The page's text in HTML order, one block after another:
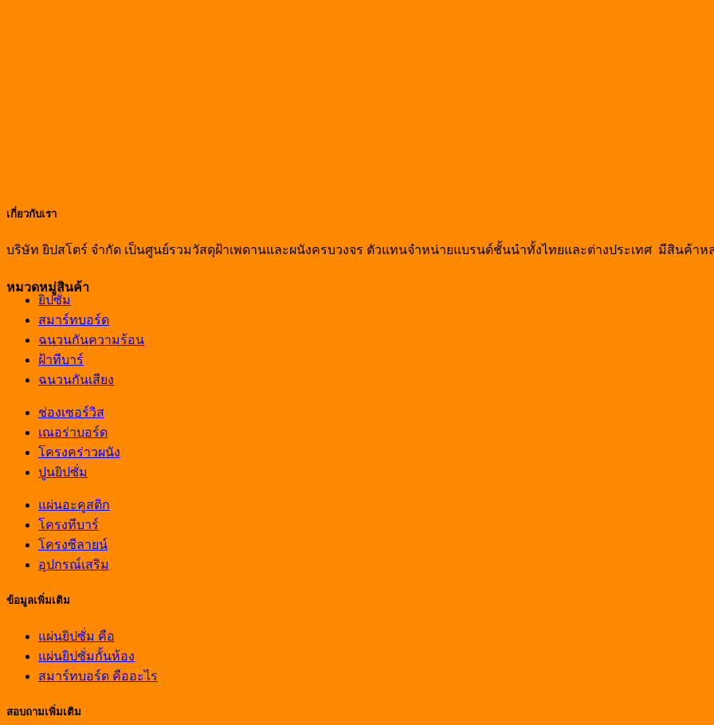
เกี่ยวกับเรา
บริษัท ยิปสโตร์ จำกัด เป็นศูนย์รวมวัสดุฝ้าเพดานและผนังครบวงจร ตัวแทนจำหน่ายแบรนด์ชั้นนำทั้งไทยและต่างประเทศ มีสินค้าห
หมวดหมู่สินค้า
ยิปซั่ม
สมาร์ทบอร์ด
ฉนวนกันความร้อน
ฝ้าทีบาร์
ฉนวนกันเสียง
ช่องเซอร์วิส
เณอร่าบอร์ด
โครงคร่าวผนัง
ปูนยิปซั่ม
แผ่นอะคูสติก
โครงทีบาร์
โครงซีลายน์
อุปกรณ์เสริม
ข้อมูลเพิ่มเติม
แผ่นยิปซั่ม คือ
แผ่นยิปซั่มกั้นห้อง
สมาร์ทบอร์ด คืออะไร
สอบถามเพิ่มเติม